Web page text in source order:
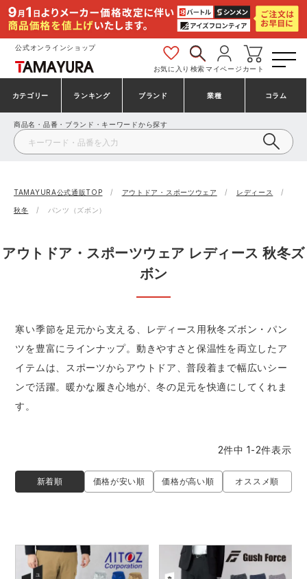
公式オンラインショップ
お気に入り 検索マイページ カート
カテゴリー
安全靴・作業靴
事務服・オフィスウェア
作業用手袋
アウトドア・スポーツ
コンプレッションウェア
安全保護具
ランキング
安全靴ランキング
安全靴スニーカーランキング
アシックス安全靴ランキング
作業着ランキング
アウトドアウェアランキング
空調服ランキング
作業用ポロシャツランキング
ブランド
アシックス
プーマ コンバース（CONVERSE）
TSDESIGN
コーコス ジーベック
クロダルマ 桑和
おたふく手袋 マック
GUSH FORCE CUP
業種
建設・建築作業服
製造・工場作業服
電気・設備作業服
配達・営業作業服
DIY・日曜大工作業服
運送・倉庫作業服
コラム
商品名・品番・ブランド・キーワードから探す
TAMAYURA公式通販TOP アウトドア・スポーツウェア レディース
秋冬 パンツ（ズボン）
アウトドア・スポーツウェア レディース 秋冬ズ
ボン
寒い季節を足元から支える、レディース用秋冬ズボン・パン
ツを豊富にラインナップ。動きやすさと保温性を両立したア
イテムは、スポーツからアウトドア、普段着まで幅広いシー
ンで活躍。暖かな履き心地が、冬の足元を快適にしてくれま
す。
新着順 価格が安い順 価格が高い順 オススメ順
2件中 1-2件表示